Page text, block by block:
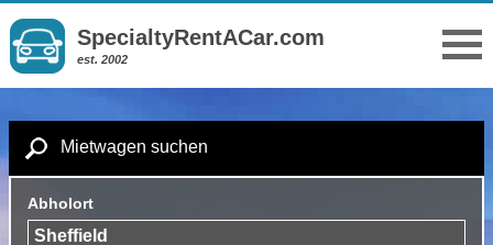
SpecialtyRentACar.com
est. 2002
Mietwagen suchen
Abholort